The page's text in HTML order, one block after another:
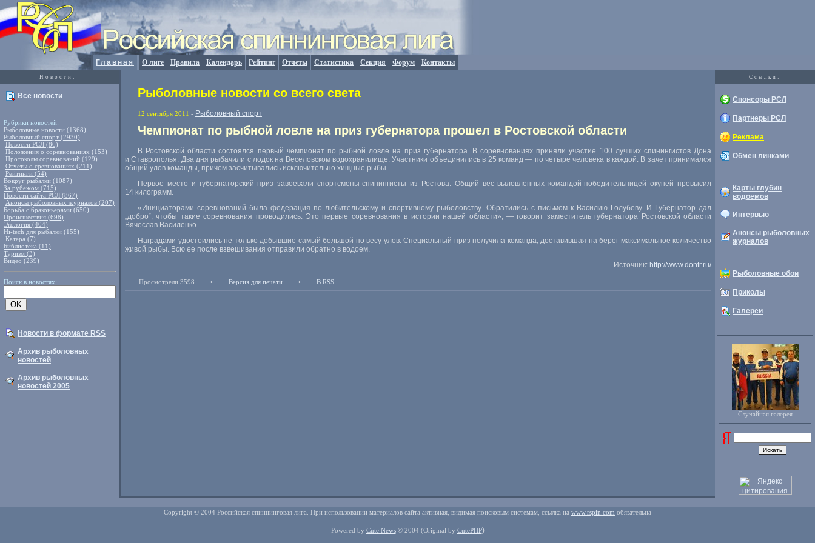
Главная О лиге Правила Календарь Рейтинг Отчеты Статистика Секция Форум Контакты
Новости: Cсылки:
Все новости
Рубрики новостей:
Рыболовные новости (1368)
Рыболовный спорт (2930)
Новости РСЛ (86)
Положения о соревнованиях (153)
Протоколы соревнований (129)
Отчеты о сревнованиях (211)
Рейтинги (54)
Вокруг рыбалки (1087)
За рубежом (715)
Новости сайта РСЛ (867)
Анонсы рыболовных журналов (207)
Борьба с браконьерами (650)
Происшествия (698)
Экология (404)
Hi-tech для рыбалки (155)
Катера (7)
Библиотека (11)
Туризм (3)
Видео (239)
Поиск в новостях:
Новости в формате RSS
Архив рыболовных
новостей
Архив рыболовных
новостей 2005
Рыболовные новости со всего света
12 сентября 2011 - Рыболовный спорт
Чемпионат по рыбной ловле на приз губернатора прошел в Ростовской области
В Ростовской области состоялся первый чемпионат по рыбной ловле на приз губернатора. В соревнованиях приняли участие 100 лучших спинингистов Дона
и Ставрополья. Два дня рыбачили с лодок на Веселовском водохранилище. Участники объединились в 25 команд — по четыре человека в каждой. В зачет принимался
общий улов команды, причем засчитывались исключительно хищные рыбы.
Первое место и губернаторский приз завоевали спортсмены-спинингисты из Ростова. Общий вес выловленных командой-победительницей окуней превысил
14 килограмм.
«Инициаторами соревнований была федерация по любительскому и спортивному рыболовству. Обратились с письмом к Василию Голубеву. И Губернатор дал
„добро“, чтобы такие соревнования проводились. Это первые соревнования в истории нашей области», — говорит заместитель губернатора Ростовской области
Вячеслав Василенко.
Наградами удостоились не только добывшие самый большой по весу улов. Специальный приз получила команда, доставившая на берег максимальное количество
живой рыбы. Всю ее после взвешивания отправили обратно в водоем.
Источник: http://www.dontr.ru/
Просмотрели 3598 • Версия для печати • В RSS
Спонсоры РСЛ
Партнеры РСЛ
Реклама
Обмен линками
Карты глубин
водоемов
Интервью
Анонсы рыболовных
журналов
Рыболовные обои
Приколы
Галереи
Случайная галерея
Copyright © 2004 Российская спиннинговая лига. При использовании материалов сайта активная, видимая поисковым системам, ссылка на www.rspin.com обязательна
Powered by Cute News© 2004 (Original by CutePHP)